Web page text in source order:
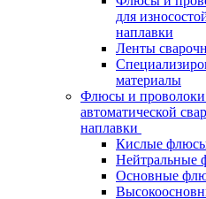
для
наплавки
Ленты
материалы
Флюсы и проволоки
автоматической
наплавки
Кислые
Нейтральные
Основные